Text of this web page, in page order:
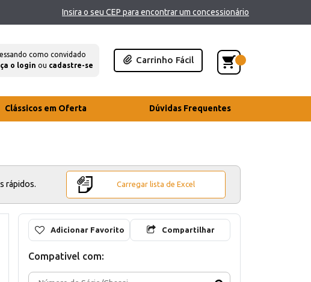
Insira o seu CEP para encontrar um concessionário
como convidado
o login ou cadastre-se
Carrinho Fácil
Clássicos em Oferta Dúvidas Frequentes
rápidos. Carregar lista de Excel
Adicionar Favorito Compartilhar
Compativel com: